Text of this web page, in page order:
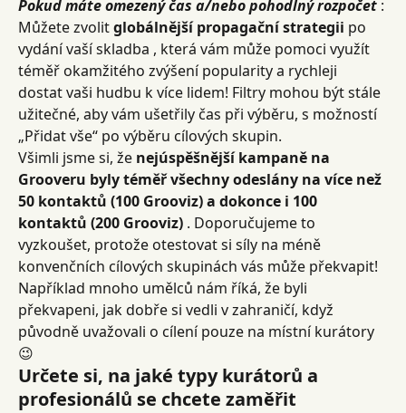
Pokud máte omezený čas a/nebo pohodlný rozpočet :
Můžete zvolit globálnější propagační strategii po
vydání vaší skladba , která vám může pomoci využít
téměř okamžitého zvýšení popularity a rychleji
dostat vaši hudbu k více lidem! Filtry mohou být stále
užitečné, aby vám ušetřily čas při výběru, s možností
„Přidat vše“ po výběru cílových skupin.
Všimli jsme si, že nejúspěšnější kampaně na
Grooveru byly téměř všechny odeslány na více než
50 kontaktů (100 Grooviz) a dokonce i 100
kontaktů (200 Grooviz) . Doporučujeme to
vyzkoušet, protože otestovat si síly na méně
konvenčních cílových skupinách vás může překvapit!
Například mnoho umělců nám říká, že byli
překvapeni, jak dobře si vedli v zahraničí, když
původně uvažovali o cílení pouze na místní kurátory
😉
Určete si, na jaké typy kurátorů a
profesionálů se chcete zaměřit